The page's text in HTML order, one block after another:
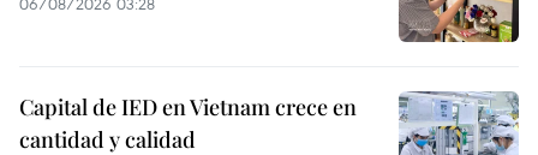
Capital de IED en Vietnam crece en
cantidad y calidad